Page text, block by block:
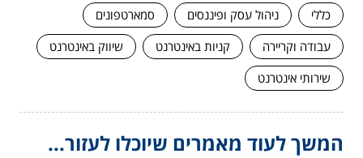
כללי
ניהול עסק ופיננסים
סמארטפונים
עבודה וקריירה
קניות באינטרנט
שיווק באינטרנט
שירותי אינטרנט
המשך לעוד מאמרים שיוכלו לעזור...